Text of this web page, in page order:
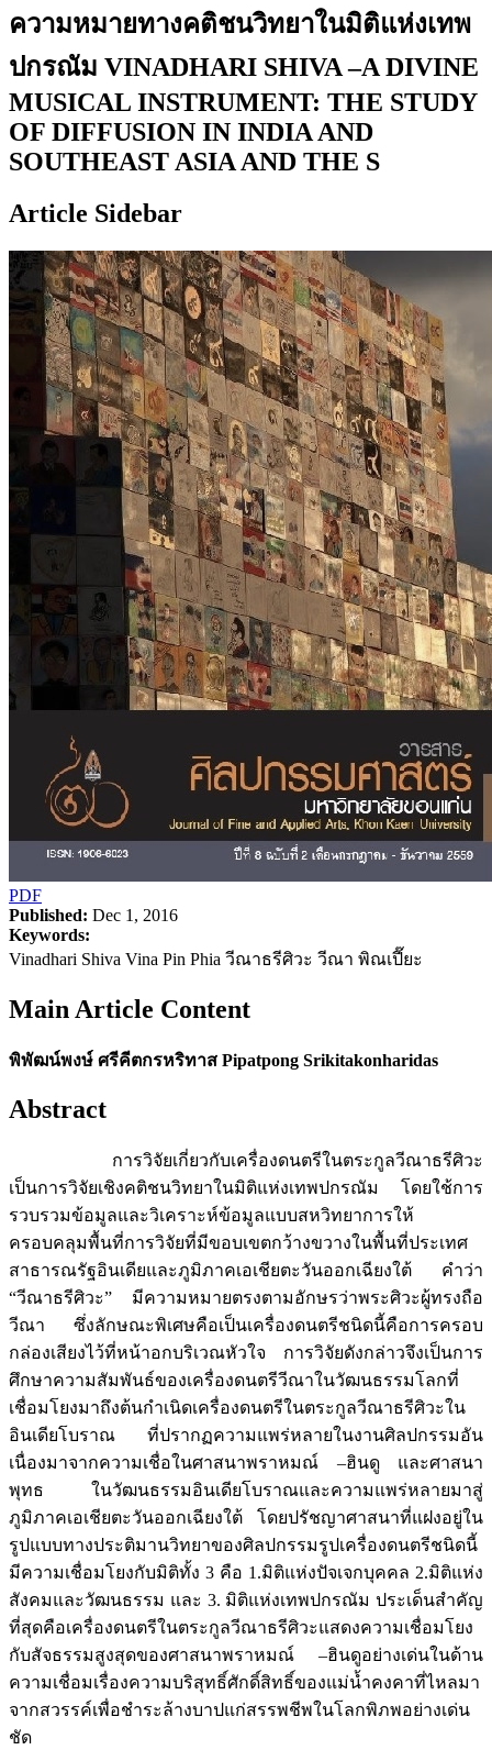
ความหมายทางคติชนวิทยาในมิติแห่งเทพ
ปกรณัม VINADHARI SHIVA –A DIVINE
MUSICAL INSTRUMENT: THE STUDY
OF DIFFUSION IN INDIA AND
SOUTHEAST ASIA AND THE S
Article Sidebar
PDF
Published: Dec 1, 2016
Keywords:
Vinadhari Shiva Vina Pin Phia วีณาธรีศิวะ วีณา พิณเปี๊ยะ
Main Article Content
พิพัฒน์พงษ์ ศรีคีตกรหริทาส Pipatpong Srikitakonharidas
Abstract
การวิจัยเกี่ยวกับเครื่องดนตรีในตระกูลวีณาธรีศิวะ
เป็นการวิจัยเชิงคติชนวิทยาในมิติแห่งเทพปกรณัม โดยใช้การ
รวบรวมข้อมูลและวิเคราะห์ข้อมูลแบบสหวิทยาการให้
ครอบคลุมพื้นที่การวิจัยที่มีขอบเขตกว้างขวางในพื้นที่ประเทศ
สาธารณรัฐอินเดียและภูมิภาคเอเชียตะวันออกเฉียงใต้ คำว่า
“วีณาธรีศิวะ” มีความหมายตรงตามอักษรว่าพระศิวะผู้ทรงถือ
วีณา ซึ่งลักษณะพิเศษคือเป็นเครื่องดนตรีชนิดนี้คือการครอบ
กล่องเสียงไว้ที่หน้าอกบริเวณหัวใจ การวิจัยดังกล่าวจึงเป็นการ
ศึกษาความสัมพันธ์ของเครื่องดนตรีวีณาในวัฒนธรรมโลกที่
เชื่อมโยงมาถึงต้นกำเนิดเครื่องดนตรีในตระกูลวีณาธรีศิวะใน
อินเดียโบราณ ที่ปรากฏความแพร่หลายในงานศิลปกรรมอัน
เนื่องมาจากความเชื่อในศาสนาพราหมณ์ –ฮินดู และศาสนา
พุทธ ในวัฒนธรรมอินเดียโบราณและความแพร่หลายมาสู่
ภูมิภาคเอเชียตะวันออกเฉียงใต้ โดยปรัชญาศาสนาที่แฝงอยู่ใน
รูปแบบทางประติมานวิทยาของศิลปกรรมรูปเครื่องดนตรีชนิดนี้
มีความเชื่อมโยงกับมิติทั้ง 3 คือ 1.มิติแห่งปัจเจกบุคคล 2.มิติแห่ง
สังคมและวัฒนธรรม และ 3. มิติแห่งเทพปกรณัม ประเด็นสำคัญ
ที่สุดคือเครื่องดนตรีในตระกูลวีณาธรีศิวะแสดงความเชื่อมโยง
กับสัจธรรมสูงสุดของศาสนาพราหมณ์ –ฮินดูอย่างเด่นในด้าน
ความเชื่อมเรื่องความบริสุทธิ์ศักดิ์สิทธิ์ของแม่น้ำคงคาที่ไหลมา
จากสวรรค์เพื่อชำระล้างบาปแก่สรรพชีพในโลกพิภพอย่างเด่น
ชัด